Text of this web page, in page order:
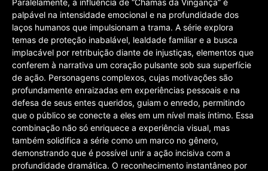
palpável na intensidade emocional e na profundidade dos
laços humanos que impulsionam a trama. A série explora
temas de proteção inabalável, lealdade familiar e a busca
implacável por retribuição diante de injustiças, elementos que
conferem à narrativa um coração pulsante sob sua superfície
de ação. Personagens complexos, cujas motivações são
profundamente enraizadas em experiências pessoais e na
defesa de seus entes queridos, guiam o enredo, permitindo
que o público se conecte a eles em um nível mais íntimo. Essa
combinação não só enriquece a experiência visual, mas
também solidifica a série como um marco no gênero,
demonstrando que é possível unir a ação incisiva com a
profundidade dramática. O reconhecimento instantâneo por